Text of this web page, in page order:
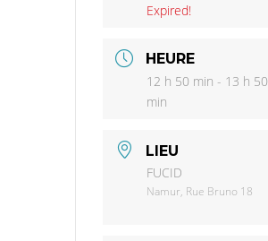
Expired!
HEURE
12 h 50 min - 13 h 50
min
LIEU
FUCID
Namur, Rue Bruno 18